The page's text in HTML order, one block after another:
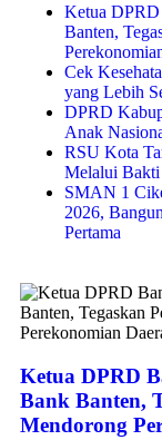
Ketua
Banten,
Cek
yang Lebih
DPRD
Anak
RSU Kota
Melalui Bakti
SMAN 1
2026,
Pertama
Ketua DPRD
Bank Banten,
Mendorong